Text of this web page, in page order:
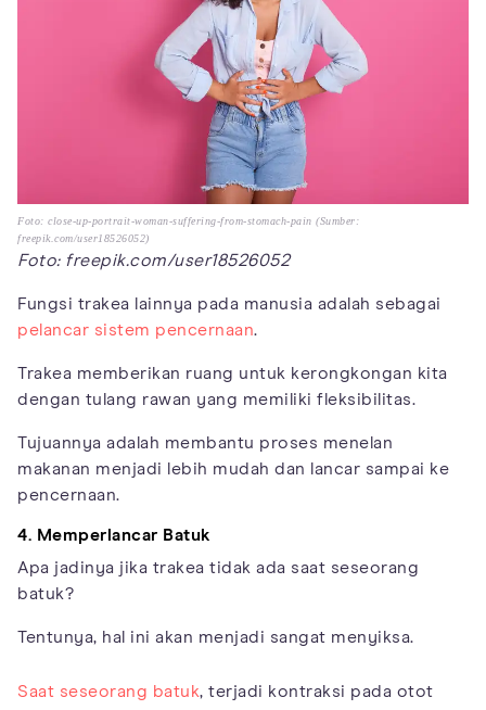
Foto: close-up-portrait-woman-suffering-from-stomach-pain (Sumber:
freepik.com/user18526052)
Foto: freepik.com/user18526052
Fungsi trakea lainnya pada manusia adalah sebagai
pelancar sistem pencernaan.
Trakea memberikan ruang untuk kerongkongan kita
dengan tulang rawan yang memiliki fleksibilitas.
Tujuannya adalah membantu proses menelan
makanan menjadi lebih mudah dan lancar sampai ke
pencernaan.
4. Memperlancar Batuk
Apa jadinya jika trakea tidak ada saat seseorang
batuk?
Tentunya, hal ini akan menjadi sangat menyiksa.
Saat seseorang batuk, terjadi kontraksi pada otot